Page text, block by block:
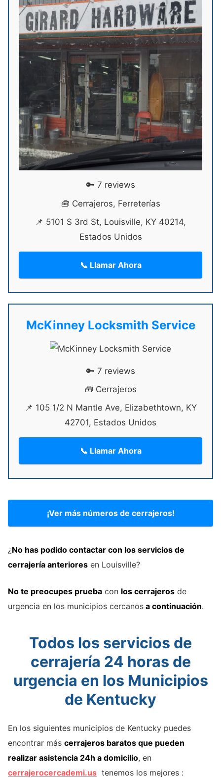
🔑 7 reviews
🧰 Cerrajeros, Ferreterías
📌 5101 S 3rd St, Louisville, KY 40214,
Estados Unidos
📞 Llamar Ahora
McKinney Locksmith Service
🔑 7 reviews
🧰 Cerrajeros
📌 105 1/2 N Mantle Ave, Elizabethtown, KY
42701, Estados Unidos
📞 Llamar Ahora
¡Ver más números de cerrajeros!
¿No has podido contactar con los servicios de
cerrajería anteriores en Louisville?
No te preocupes prueba con los cerrajeros de
urgencia en los municipios cercanos a continuación.
Todos los servicios de
cerrajería 24 horas de
urgencia en los Municipios
de Kentucky
En los siguientes municipios de Kentucky puedes
encontrar más cerrajeros baratos que pueden
realizar asistencia 24h a domicilio, en
cerrajerocercademi.us tenemos los mejores :